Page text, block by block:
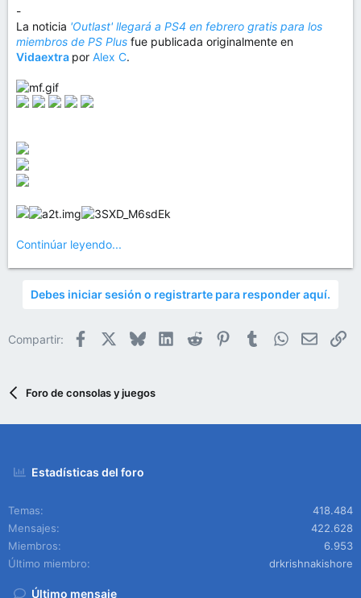
-
La noticia 'Outlast' llegará a PS4 en febrero gratis para los
miembros de PS Plus fue publicada originalmente en
Vidaextra por Alex C.
Continúar leyendo...
Debes iniciar sesión o registrarte para responder aquí.
Compartir: Facebook BlueskyLinkedIn
Reddit PinterestTumblrWhatsApp
Email
Foro de consolas y juegos
Estadísticas del foro
Temas
418.484
Mensajes
422.628
Miembros
6.953
Último miembro
drkrishnakishore
Último mensaje